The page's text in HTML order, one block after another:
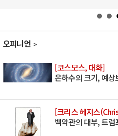
오피니언
[코스모스, 대화]
은하수의 크기, 예
[크리스 헤지스
백악관의 대부, 트